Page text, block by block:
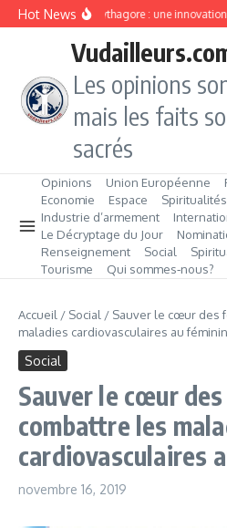
Aller au contenu
Hot NewsProjet Pythagore : une innovation
Les opinions
mais les faits
sacrés
Opinions Union Européenne
Economie
Espace Spiritualités
Industrie d’armement
Le Décryptage du Jour
Renseignement
Social
Tourisme
Qui sommes‑nous?
Accueil / Social / Sauver le cœur des
maladies cardiovasculaires au féminin
Social
Sauver le cœur
combattre les
cardiovasculaires
novembre 16, 2019